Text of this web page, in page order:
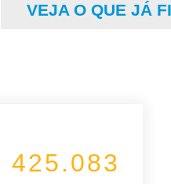
425.083
VEJA O QUE JÁ